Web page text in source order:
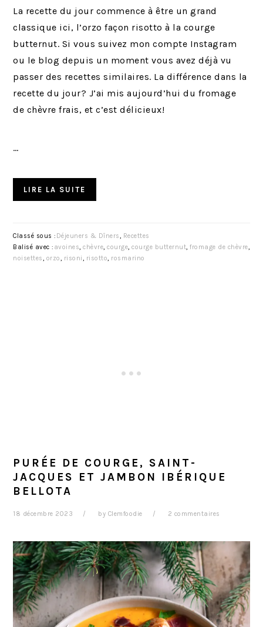
La recette du jour commence à être un grand
classique ici, l’orzo façon risotto à la courge
butternut. Si vous suivez mon compte Instagram
ou le blog depuis un moment vous avez déjà vu
passer des recettes similaires. La différence dans la
recette du jour? J’ai mis aujourd’hui du fromage
de chèvre frais, et c’est délicieux!
…
LIRE LA SUITE
Classé sous : Déjeuners & Dîners, Recettes
Balisé avec : avoines,chèvre,courge,courge butternut,fromage de chèvre,
noisettes, orzo, risoni, risotto, rosmarino
PURÉE DE COURGE, SAINT-
JACQUES ET JAMBON IBÉRIQUE
BELLOTA
18 décembre 2023 by Clemfoodie 2 commentaires